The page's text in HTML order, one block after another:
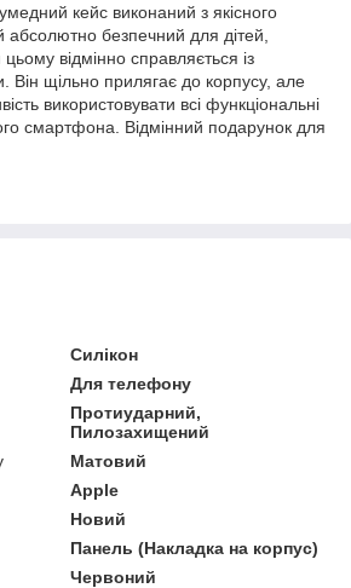
кейс виконаний з якісного
абсолютно безпечний для дітей,
відмінно справляється із
Він щільно прилягає до корпусу, але
використовувати всі функціональні
смартфона. Відмінний подарунок для
Силікон
Для телефону
Протиударний,
Пилозахищений
Матовий
Apple
Новий
Панель (Накладка на корпус)
Червоний